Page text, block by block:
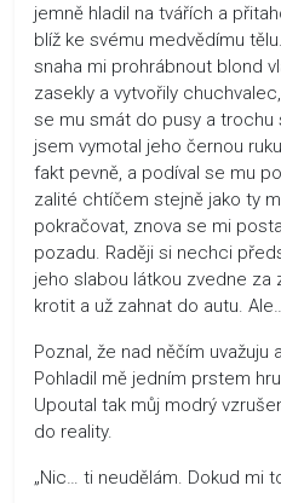
jemně hladil na tvářích a
blíž ke svému medvědímu
snaha mi prohrábnout blond
zasekly a vytvořily
se mu smát do pusy a trochu
jsem vymotal jeho černou
fakt pevně, a podíval se mu
zalité chtíčem stejně jako ty
pokračovat, znova se mi
pozadu. Raději si nechci
jeho slabou látkou zvedne za
krotit a už zahnat do autu.
Poznal, že nad něčím uvažuju
Pohladil mě jedním prstem
Upoutal tak můj modrý
do reality.
„Nic… ti neudělám. Dokud mi